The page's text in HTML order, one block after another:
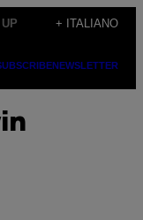
+ ITALIANO
NEWSLETTER